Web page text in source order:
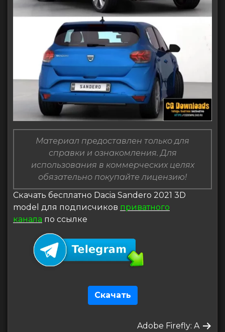
Материал предоставлен только для
справки и ознакомления. Для
использования в коммерческих целях
обязательно покупайте лицензию!
Скачать бесплатно Dacia Sandero 2021 3D
model для подписчиков приватного
канала по ссылке
Скачать
Следующая
Adobe Firefly: A